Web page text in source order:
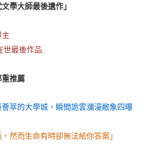
學大師最後遺作」
世最後作品
重推薦
萃的大學城，瞬間詭雲瀰漫敝象四曝
然而生命有時卻無法給你答案」